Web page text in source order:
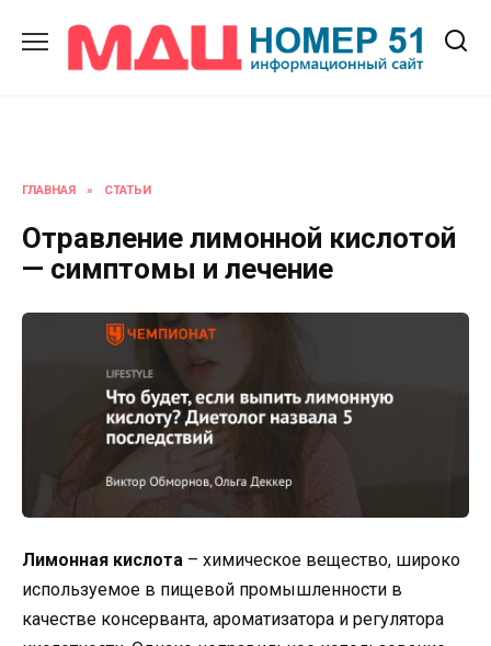
содержанию
ГЛАВНАЯ » СТАТЬИ
Отравление лимонной кислотой
— симптомы и лечение
Лимонная кислота – химическое вещество, широко
используемое в пищевой промышленности в
качестве консерванта, ароматизатора и регулятора